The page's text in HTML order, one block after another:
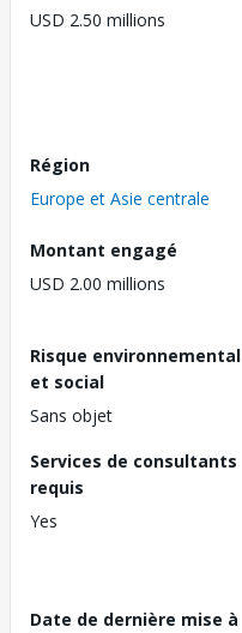
USD 2.50 millions
Région
Europe et Asie centrale
Montant engagé
USD 2.00 millions
Risque environnemental
et social
Sans objet
Services de consultants
requis
Yes
Date de dernière mise à